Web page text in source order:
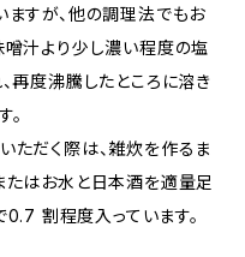
ますが、他の調理法でもお
噌汁より少し濃い程度の塩
再度沸騰したところに溶き
ただく際は、雑炊を作るま
たはお水と日本酒を適量足
割程度入っています。